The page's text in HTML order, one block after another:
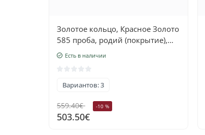
Золотое кольцо, Красное Золото
585 проба, родий (покрытие),
Бриллианты, Рубин
Есть в наличии
Вариантов: 3
559.40€ -10 %
503.50€